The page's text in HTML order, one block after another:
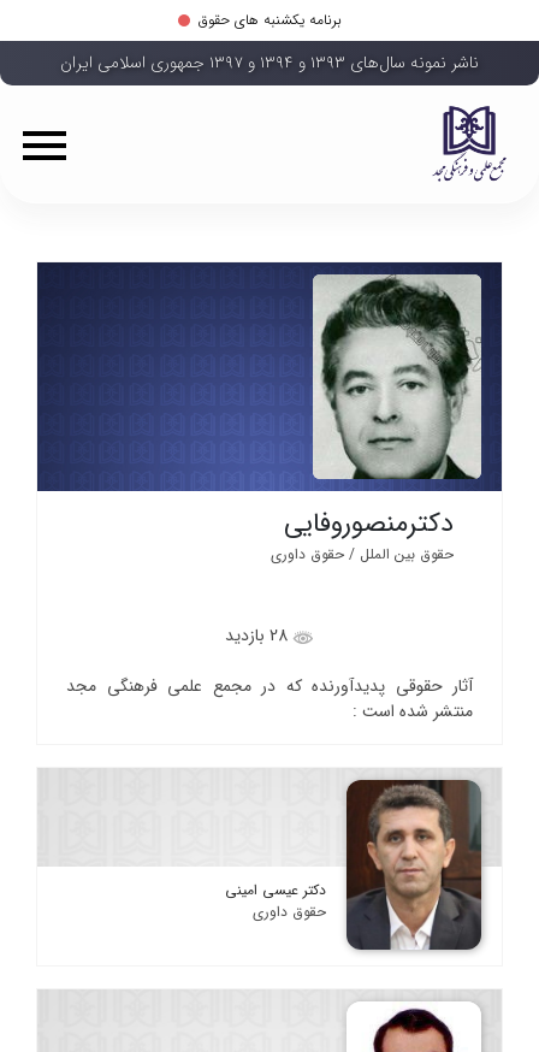
برنامه یکشنبه های حقوق
ناشر نمونه سال‌های ۱۳۹۳ و ۱۳۹۴ و ۱۳۹۷ جمهوری اسلامی ایران
دکترمنصوروفایی
حقوق بین الملل / حقوق داوری
آثار حقوقی پدیدآورنده که در مجمع علمی فرهنگی مجد
منتشر شده است :
دکتر عیسی امینی
حقوق داوری